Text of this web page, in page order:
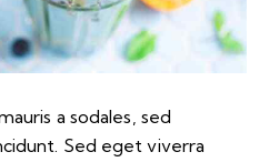
a sodales, sed
Sed eget viverra